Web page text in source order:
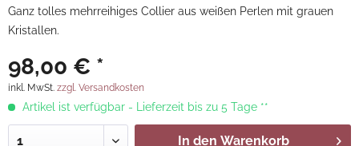
Ganz tolles mehrreihiges Collier aus weißen Perlen mit grauen
Kristallen.
98,00 € *
inkl. MwSt. zzgl. Versandkosten
Artikel ist verfügbar - Lieferzeit bis zu 5 Tage **
In den Warenkorb